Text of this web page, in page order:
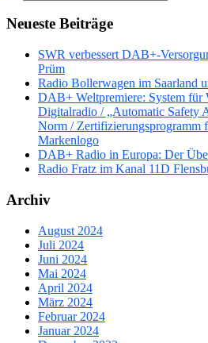
Neueste Beiträge
SWR verbessert DAB+-
Prüm
Radio Bollerwagen im Saarland
DAB+ Weltpremiere: System für
Digitalradio / „Automatic Safety
Norm / Zertifizierungsprogramm
Markenlogo
DAB+ Radio in Europa: Der
Radio Fratz im Kanal 11D
Archiv
August 2024
Juli 2024
Juni 2024
Mai 2024
April 2024
März 2024
Februar 2024
Januar 2024